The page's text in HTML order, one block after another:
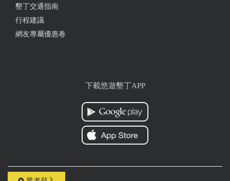
墾丁交通指南
行程建議
網友專屬優惠卷
下載悠遊墾丁APP